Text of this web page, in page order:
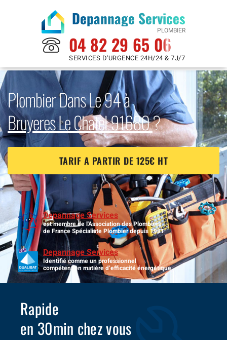
Depannage Services
PLOMBIER
04 82 29 65 06
SERVICES D'URGENCE 24H/24 & 7J/7
Plombier Dans Le 94 à
Bruyeres Le Chatel 91680?
TARIF A PARTIR DE 125€ HT
Depannage Services
est membre de l'Association des Plombiers
de France Spécialiste Plombier depuis 1981
Depannage Services
Identifié comme un professionnel
compétent en matière d’efficacité énergétique.
Rapide
en 30min chez vous